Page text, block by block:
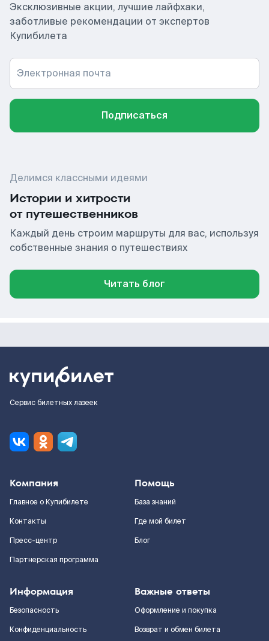
Эксклюзивные акции, лучшие лайфхаки,
заботливые рекомендации от экспертов
Купибилета
Электронная почта
Подписаться
Делимся классными идеями
Истории и хитрости
от путешественников
Каждый день строим маршруты для вас, используя
собственные знания о путешествиях
Читать блог
Сервис билетных лазеек
Компания
Главное о Купибилете
Контакты
Пресс-центр
Партнерская программа
Помощь
База знаний
Где мой билет
Блог
Информация
Безопасность
Конфиденциальность
Важные ответы
Оформление и покупка
Возврат и обмен билета